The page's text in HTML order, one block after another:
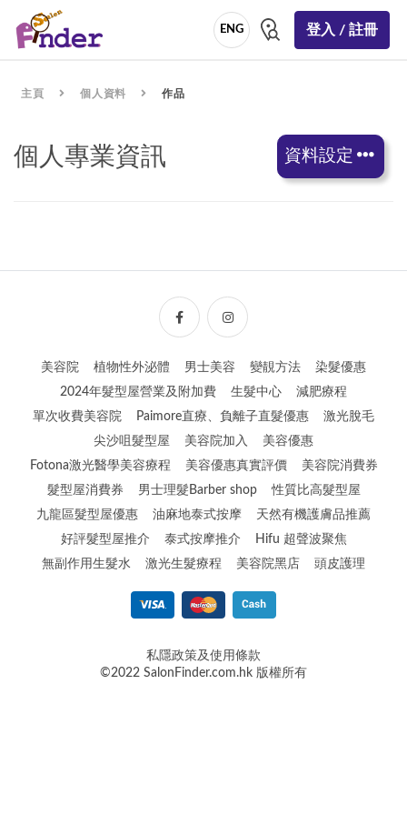
ENG 登入 / 註冊
主頁 個人資料 作品
個人專業資訊 資料設定
美容院 植物性外泌體 男士美容 變靚方法
染髮優惠
2024年髮型屋營業及附加費
生髮中心
減肥療程
單次收費美容院
Paimore直療、負離子直髮優惠
激光脫毛
尖沙咀髮型屋
美容院加入
美容優惠
Fotona激光醫學美容療程
美容優惠真實評價
美容院消費券
髮型屋消費券
男士理髮Barber shop
性質比高髮型屋
九龍區髮型屋優惠
油麻地泰式按摩
天然有機護膚品推薦
好評髮型屋推介
泰式按摩推介
Hifu 超聲波聚焦
無副作用生髮水
激光生髮療程 美容院黑店 頭皮護理
私隱政策及使用條款
©2022 SalonFinder.com.hk 版權所有